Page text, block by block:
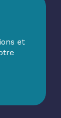
et